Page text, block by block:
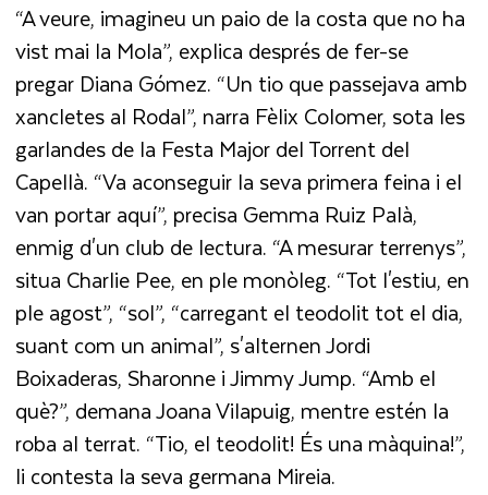
“A veure, imagineu un paio de la costa que no ha
vist mai la Mola”, explica després de fer-se
pregar Diana Gómez. “Un tio que passejava amb
xancletes al Rodal”, narra Fèlix Colomer, sota les
garlandes de la Festa Major del Torrent del
Capellà. “Va aconseguir la seva primera feina i el
van portar aquí”, precisa Gemma Ruiz Palà,
enmig d'un club de lectura. “A mesurar terrenys”,
situa Charlie Pee, en ple monòleg. “Tot l'estiu, en
ple agost”, “sol”, “carregant el teodolit tot el dia,
suant com un animal”, s'alternen Jordi
Boixaderas, Sharonne i Jimmy Jump. “Amb el
què?”, demana Joana Vilapuig, mentre estén la
roba al terrat. “Tio, el teodolit! És una màquina!”,
li contesta la seva germana Mireia.